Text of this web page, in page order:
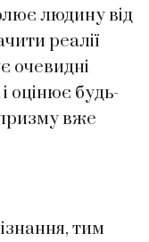
людину від
реалії
очевидні
оцінює будь-
вже
тим